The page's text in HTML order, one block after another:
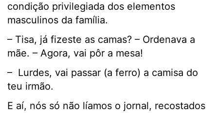
condição privilegiada dos elementos
masculinos da família.
– Tisa, já fizeste as camas? – Ordenava a
mãe. – Agora, vai pôr a mesa!
– Lurdes, vai passar (a ferro) a camisa do
teu irmão.
E aí, nós só não líamos o jornal, recostados